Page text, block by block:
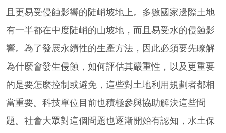
且更易受侵蝕影響的陡峭坡地上。多數國家邊際土地
有一半都在中度陡峭的山坡地，而且易受水的侵蝕影
響。為了發展永續性的生產方法，因此必須要先瞭解
為什麼會發生侵蝕，如何評估其嚴重性，以及更重要
的是要怎麼控制或避免，這些對土地利用規劃者都相
當重要。科技單位目前也積極參與協助解決這些問
題。社會大眾對這個問題也逐漸開始有認知，水土保